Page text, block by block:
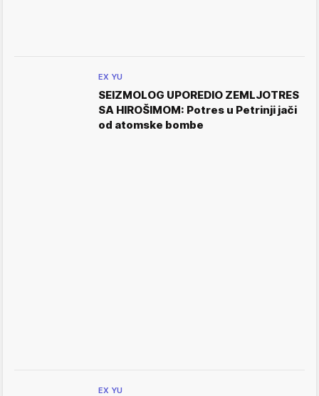
EX YU
SEIZMOLOG UPOREDIO ZEMLJOTRES
SA HIROŠIMOM: Potres u Petrinji jači
od atomske bombe
EX YU